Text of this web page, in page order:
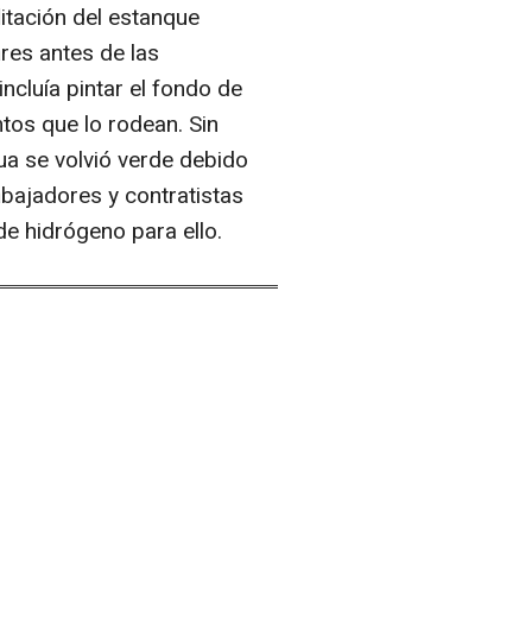
del estanque
antes de las
pintar el fondo de
que lo rodean. Sin
se volvió verde debido
y contratistas
hidrógeno para ello.